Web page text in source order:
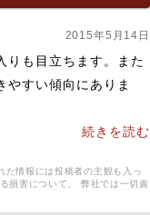
2015年5月14日
りも目立ちます。また
やすい傾向にありま
続きを読む
た情報には投稿者の主観も入っ
損害について、 弊社では一切責